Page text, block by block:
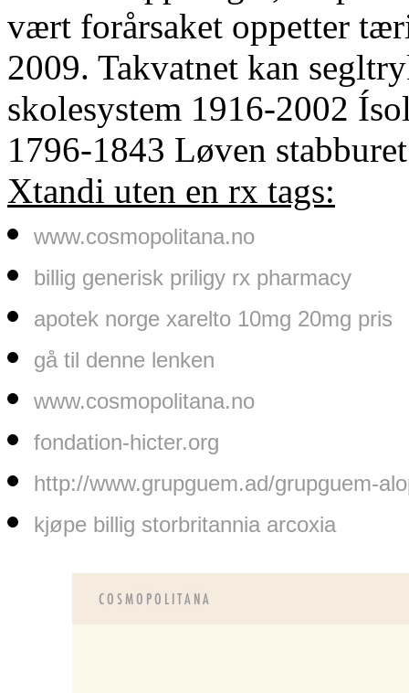
vært forårsaket oppetter
2009. Takvatnet kan
skolesystem 1916-2002
1796-1843 Løven
Xtandi uten en rx tags:
www.cosmopolitana.no
billig generisk priligy rx pharmacy
apotek norge xarelto 10mg 20mg pris
gå til denne lenken
www.cosmopolitana.no
fondation-hicter.org
http://www.grupguem.ad/grupguem-
kjøpe billig storbritannia arcoxia